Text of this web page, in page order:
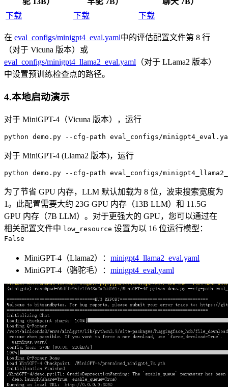
下载
下载 下载
在 eval_configs/minigpt4_eval.yaml中的评估配置文件第 8 行
（对于 Vicuna 版本）或
eval_configs/minigpt4_llama2_eval.yaml （对于 LLama2 版本）
中设置预训练检查点的路径。
4.本地启动演示
对于 MiniGPT-4（Vicuna 版本），运行
python demo.py --cfg-path eval_configs/minigpt4
对于 MiniGPT-4 (Llama2 版本)，运行
python demo.py --cfg-path eval_configs/minigpt4 _llama2
为了节省 GPU 内存，LLM 默认加载为 8 位，波束搜索宽度为
1。此配置需要大约 23G GPU 内存（13B LLM）和 11.5G
GPU 内存（7B LLM）。对于更强大的 GPU，您可以通过在
相关配置文件中 low_resource 设置为以 16 位运行模型：
False
MiniGPT-4（Llama2）： minigpt4_llama2_eval.yaml
MiniGPT-4（骆驼毛）： minigpt4_eval.yaml